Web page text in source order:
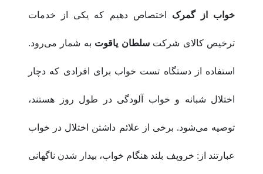
خواب از گمرک اختصاص دهیم که یکی از خدمات
ترخیص کالای شرکتسلطان یاقوت به شمار می‌رود.
استفاده از دستگاه تست خواب برای افرادی که دچار
اختلال شبانه و خواب آلودگی در طول روز هستند،
توصیه می‌شود. برخی از علائم داشتن اختلال در خواب
عبارتند از: خروپف بلند هنگام خواب، بیدار شدن ناگهانی